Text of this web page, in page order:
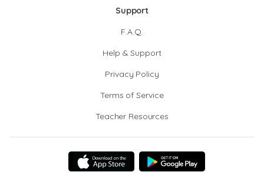
Support
F.A.Q.
Help & Support
Privacy Policy
Terms of Service
Teacher Resources